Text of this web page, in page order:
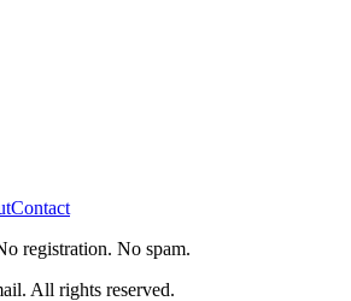
Contact
registration. No spam.
. All rights reserved.